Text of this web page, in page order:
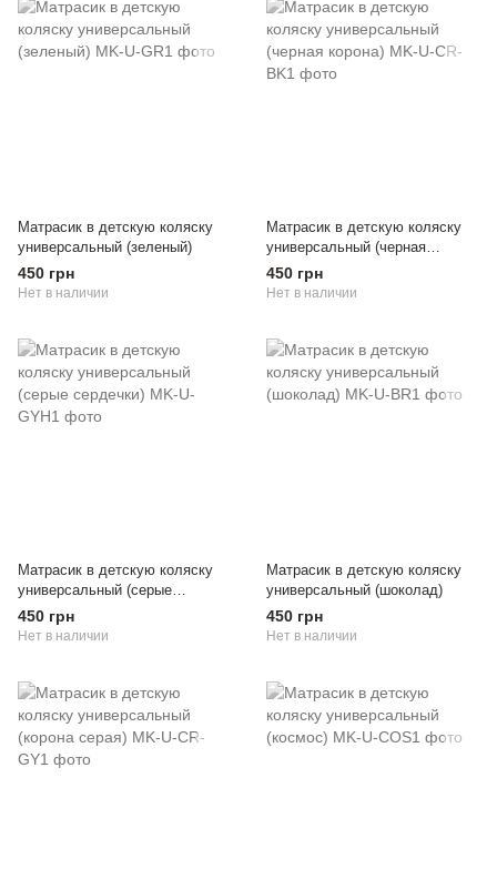
Матрасик в детскую коляску
универсальный (зеленый)
450 грн
Нет в наличии
Матрасик в детскую коляску
универсальный (черная
корона)
450 грн
Нет в наличии
Матрасик в детскую коляску
универсальный (серые
сердечки)
450 грн
Нет в наличии
Матрасик в детскую коляску
универсальный (шоколад)
450 грн
Нет в наличии